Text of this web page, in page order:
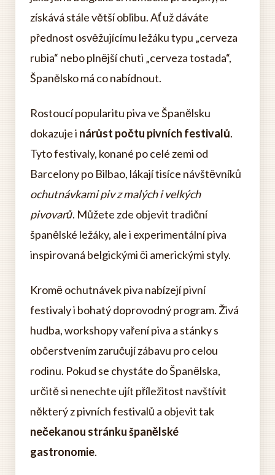
získává stále větší oblibu. Ať už dáváte
přednost osvěžujícímu ležáku typu „cerveza
rubia“ nebo plnější chuti „cerveza tostada“,
Španělsko má co nabídnout.
Rostoucí popularitu piva ve Španělsku
dokazuje i nárůst počtu pivních festivalů.
Tyto festivaly, konané po celé zemi od
Barcelony po Bilbao, lákají tisíce návštěvníků
ochutnávkami piv z malých i velkých
pivovarů. Můžete zde objevit tradiční
španělské ležáky, ale i experimentální piva
inspirovaná belgickými či americkými styly.
Kromě ochutnávek piva nabízejí pivní
festivaly i bohatý doprovodný program. Živá
hudba, workshopy vaření piva a stánky s
občerstvením zaručují zábavu pro celou
rodinu. Pokud se chystáte do Španělska,
určitě si nenechte ujít příležitost navštívit
některý z pivních festivalů a objevit tak
nečekanou stránku španělské
gastronomie.